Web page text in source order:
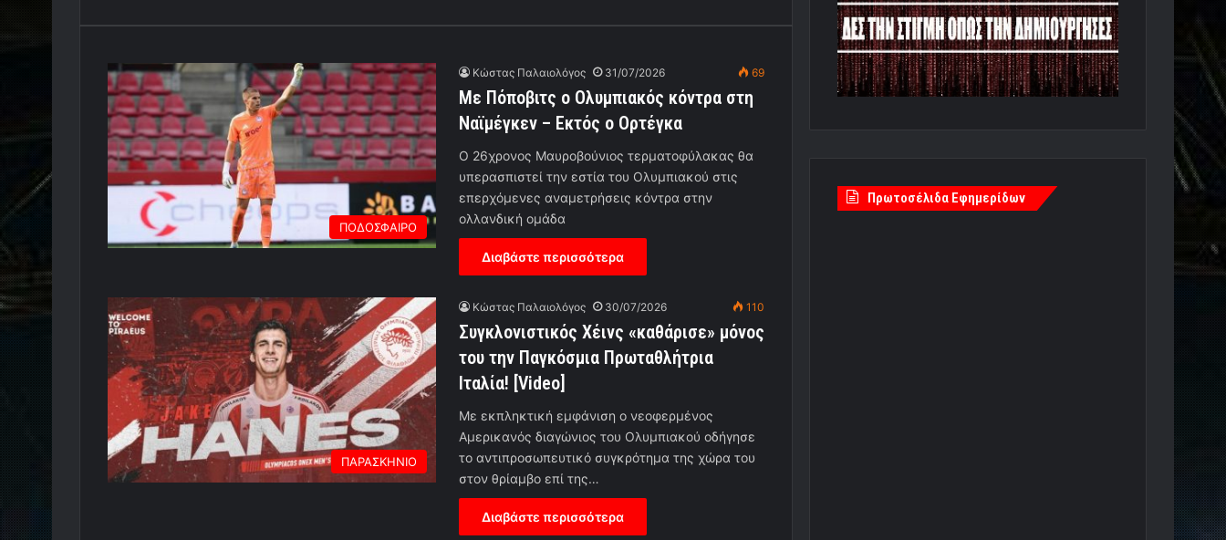
ΠΟΔΟΣΦΑΙΡΟ
Κώστας Παλαιολόγος 31/07/2026 69
Με Πόποβιτς ο Ολυμπιακός κόντρα στη
Ναϊμέγκεν – Εκτός ο Ορτέγκα
Ο 26χρονος Μαυροβούνιος τερματοφύλακας θα
υπερασπιστεί την εστία του Ολυμπιακού στις
επερχόμενες αναμετρήσεις κόντρα στην
ολλανδική ομάδα
Διαβάστε περισσότερα
ΠΑΡΑΣΚΗΝΙΟ
Κώστας Παλαιολόγος 30/07/2026 110
Συγκλονιστικός Χέινς «καθάρισε» μόνος
του την Παγκόσμια Πρωταθλήτρια
Ιταλία! [Video]
Με εκπληκτική εμφάνιση ο νεοφερμένος
Αμερικανός διαγώνιος του Ολυμπιακού οδήγησε
το αντιπροσωπευτικό συγκρότημα της χώρα του
στον θρίαμβο επί της…
Διαβάστε περισσότερα
Πρωτοσέλιδα Εφημερίδων